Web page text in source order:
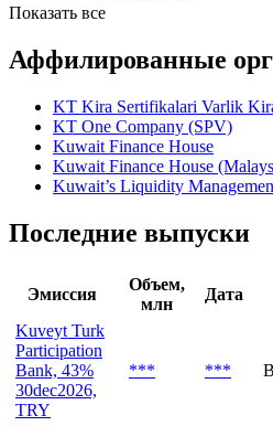
Показать все
Аффилированные
KT Kira Sertifikalari Varlik
KT One Company (SPV)
Kuwait Finance House
Kuwait Finance House
Kuwait’s Liquidity
Последние выпуски
Эмиссия
Объем,
млн
Дата
Kuveyt Turk
Participation
Bank, 43%
30dec2026,
TRY
*** ***